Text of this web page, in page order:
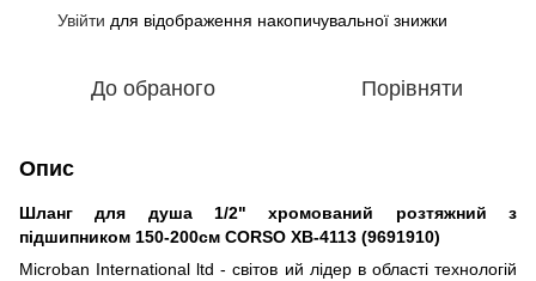
Увійти для відображення накопичувальної знижки
До обраного Порівняти
Опис
Шланг для душа 1/2" хромований розтяжний з
підшипником 150-200см CORSO XB-4113 (9691910)
Microban International ltd - світов ий лідер в області технологій